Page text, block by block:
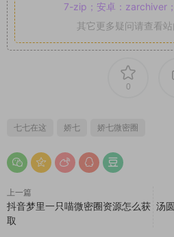
7-zip；安卓：zarchiver
其它更多疑问请查看站
0
七七在这 娇七 娇七微密圈
上一篇
抖音梦里一只喵微密圈资源怎么获
取
汤